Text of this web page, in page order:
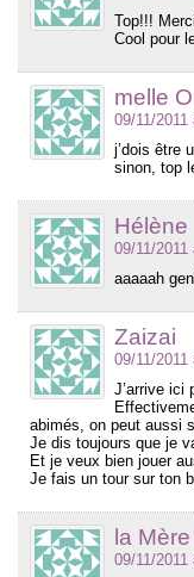
Top!!!
Cool pour
melle
09/11/
j’dois être
sinon, top
Hélène
09/11/
aaaaah
Zaizai
09/11/
J’arrive ici
abimés, on peut aussi
Je dis toujours que je
Et je veux bien jouer
Je fais un tour sur ton
la
09/11/